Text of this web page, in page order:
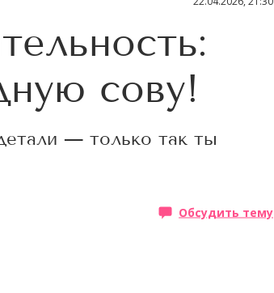
сову!
— только так ты
Обсудить тему